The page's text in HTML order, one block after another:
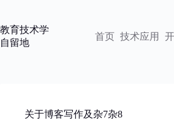
内
容
教育技术学
自留地
首页 技术应用
关于博客写作及杂7杂8